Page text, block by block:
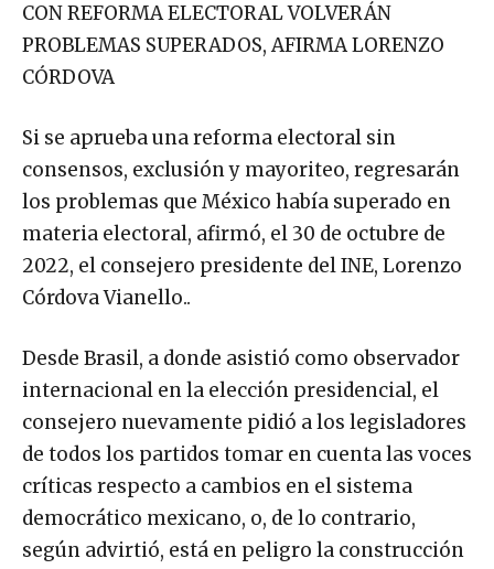
CON REFORMA ELECTORAL VOLVERÁN
PROBLEMAS SUPERADOS, AFIRMA LORENZO
CÓRDOVA
Si se aprueba una reforma electoral sin
consensos, exclusión y mayoriteo, regresarán
los problemas que México había superado en
materia electoral, afirmó, el 30 de octubre de
2022, el consejero presidente del INE, Lorenzo
Córdova Vianello..
Desde Brasil, a donde asistió como observador
internacional en la elección presidencial, el
consejero nuevamente pidió a los legisladores
de todos los partidos tomar en cuenta las voces
críticas respecto a cambios en el sistema
democrático mexicano, o, de lo contrario,
según advirtió, está en peligro la construcción